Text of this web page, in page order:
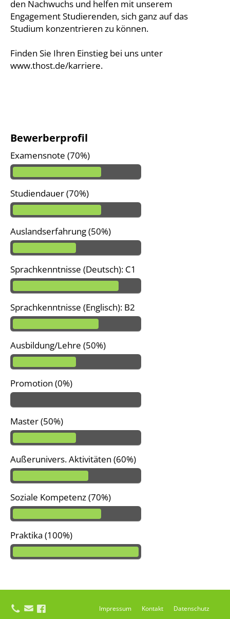
den Nachwuchs und helfen mit unserem
Engagement Studierenden, sich ganz auf das
Studium konzentrieren zu können.
Finden Sie Ihren Einstieg bei uns unter
www.thost.de/karriere.
Bewerberprofil
Examensnote (70%)
Studiendauer (70%)
Auslandserfahrung (50%)
Sprachkenntnisse (Deutsch): C1
Sprachkenntnisse (Englisch): B2
Ausbildung/Lehre (50%)
Promotion (0%)
Master (50%)
Außerunivers. Aktivitäten (60%)
Soziale Kompetenz (70%)
Praktika (100%)
Impressum Kontakt Datenschutz